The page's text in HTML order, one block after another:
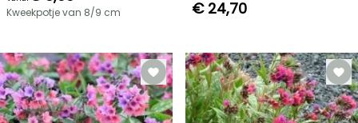
Kweekpotje van 8/9 cm € 24,70